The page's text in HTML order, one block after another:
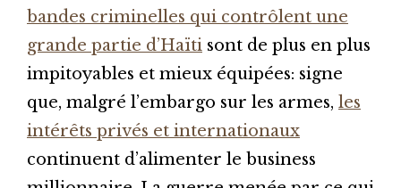
bandes criminelles qui contrôlent une
grande partie d’Haïti sont de plus en plus
impitoyables et mieux équipées: signe
que, malgré l’embargo sur les armes, les
intérêts privés et internationaux
continuent d’alimenter le business